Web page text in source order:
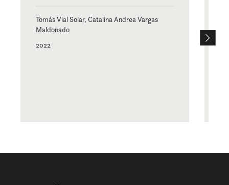
Tomás Vial Solar, Catalina Andrea Vargas
Maldonado
2022